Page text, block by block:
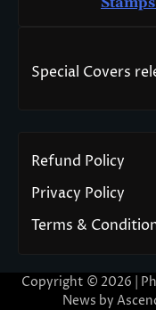
Special Covers
Refund Policy
Privacy Policy
Terms &
Copyright © 2026 |
News by